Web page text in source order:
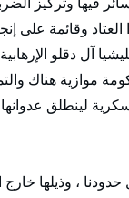
العتاد وقائمة على
آل دقلو
موازية هناك
لينطلق
، وذيلها